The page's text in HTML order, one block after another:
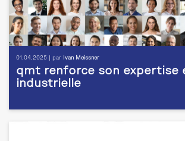
01.04.2025 | par Ivan Meissner
qmt renforce son expertise
industrielle